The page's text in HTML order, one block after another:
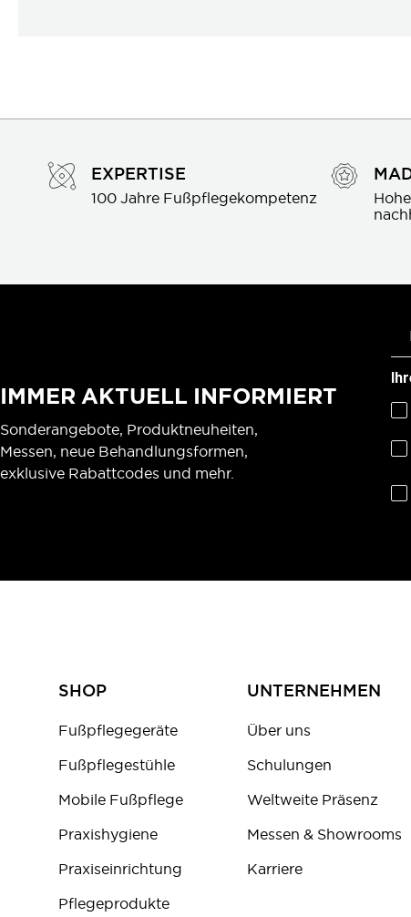
EXPERTISE
100 Jahre Fußpflegekompetenz
IMMER AKTUELL INFORMIERT
Sonderangebote, Produktneuheiten,
Messen, neue Behandlungsformen,
exklusive Rabattcodes und mehr.
SHOP
Fußpflegegeräte
Fußpflegestühle
Mobile Fußpflege
Praxishygiene
Praxiseinrichtung
Pflegeprodukte
UNTERNEHMEN
Über uns
Schulungen
Weltweite Präsenz
Messen & Showrooms
Karriere